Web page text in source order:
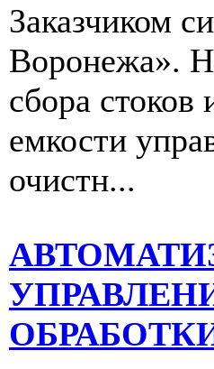
Заказчиком
Воронежа».
сбора стоков
емкости
очистн...